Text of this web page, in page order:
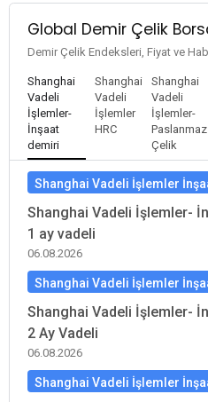
Global Demir Çelik
Demir Çelik Endeksleri, Fiyat ve
Shanghai
Vadeli
İşlemler-
İnşaat
demiri
Shanghai
Vadeli
İşlemler
HRC
Shanghai
Vadeli
İşlemler-
Paslanmaz
Çelik
Shanghai Vadeli İşlemler
Shanghai Vadeli İşlemler-
1 ay vadeli
06.08.2026
Shanghai Vadeli İşlemler
Shanghai Vadeli İşlemler-
2 Ay Vadeli
06.08.2026
Shanghai Vadeli İşlemler